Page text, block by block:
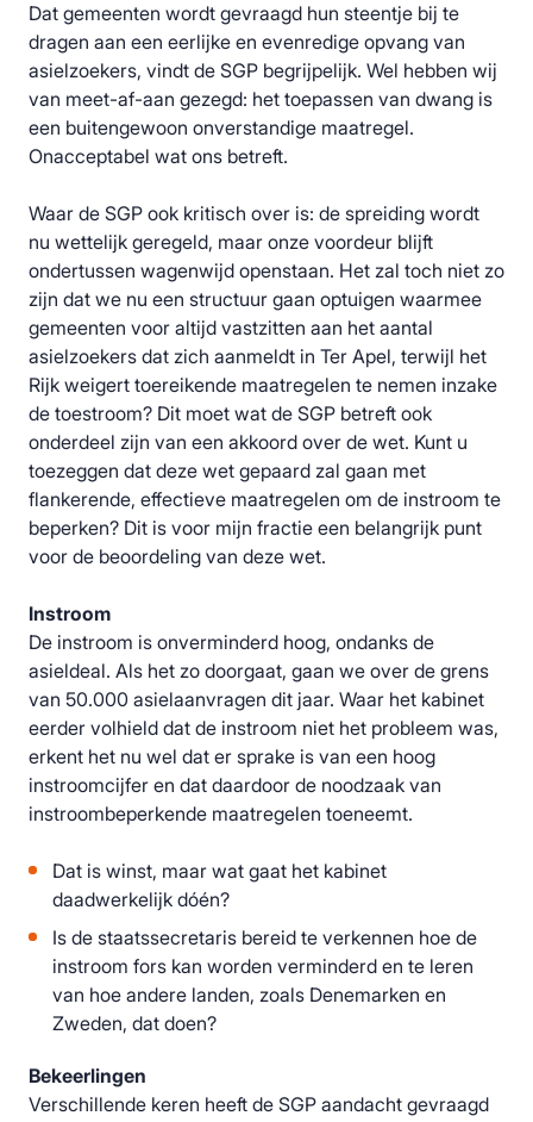
Dat gemeenten wordt gevraagd hun steentje bij te
dragen aan een eerlijke en evenredige opvang van
asielzoekers, vindt de SGP begrijpelijk. Wel hebben wij
van meet-af-aan gezegd: het toepassen van dwang is
een buitengewoon onverstandige maatregel.
Onacceptabel wat ons betreft.
Waar de SGP ook kritisch over is: de spreiding wordt
nu wettelijk geregeld, maar onze voordeur blijft
ondertussen wagenwijd openstaan. Het zal toch niet zo
zijn dat we nu een structuur gaan optuigen waarmee
gemeenten voor altijd vastzitten aan het aantal
asielzoekers dat zich aanmeldt in Ter Apel, terwijl het
Rijk weigert toereikende maatregelen te nemen inzake
de toestroom? Dit moet wat de SGP betreft ook
onderdeel zijn van een akkoord over de wet. Kunt u
toezeggen dat deze wet gepaard zal gaan met
flankerende, effectieve maatregelen om de instroom te
beperken? Dit is voor mijn fractie een belangrijk punt
voor de beoordeling van deze wet.
Instroom
De instroom is onverminderd hoog, ondanks de
asieldeal. Als het zo doorgaat, gaan we over de grens
van 50.000 asielaanvragen dit jaar. Waar het kabinet
eerder volhield dat de instroom niet het probleem was,
erkent het nu wel dat er sprake is van een hoog
instroomcijfer en dat daardoor de noodzaak van
instroombeperkende maatregelen toeneemt.
Dat is winst, maar wat gaat het kabinet
daadwerkelijk dóén?
Is de staatssecretaris bereid te verkennen hoe de
instroom fors kan worden verminderd en te leren
van hoe andere landen, zoals Denemarken en
Zweden, dat doen?
Bekeerlingen
Verschillende keren heeft de SGP aandacht gevraagd